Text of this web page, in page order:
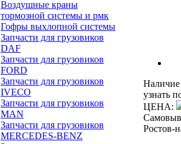
Воздушные краны
тормозной системы и рмк
Гофры выхлопной системы
Запчасти для грузовиков
DAF
Запчасти для грузовиков
FORD
Запчасти для грузовиков
IVECO
Запчасти для грузовиков
MAN
Запчасти для грузовиков
MERCEDES-BENZ
Наличие
узнать
ЦЕНА:
Ростов-